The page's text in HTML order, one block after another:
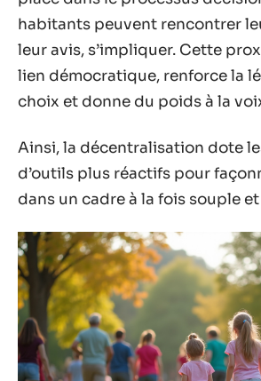
habitants peuvent rencontrer
leur avis, s’impliquer. Cette
lien démocratique, renforce la
choix et donne du poids à la
Ainsi, la décentralisation dote
d’outils plus réactifs pour
dans un cadre à la fois souple